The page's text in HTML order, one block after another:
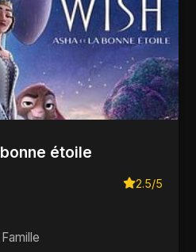
étoile
2.5/5